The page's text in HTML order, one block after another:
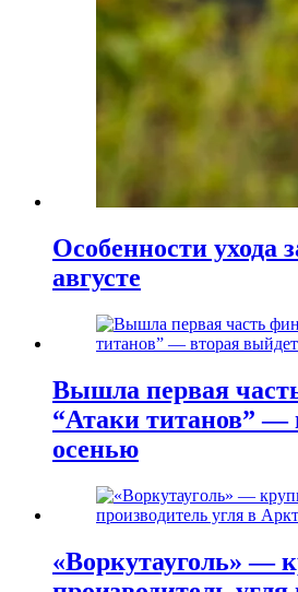
Особенности ухода
августе
Вышла первая
“Атаки титанов” —
осенью
«Воркутауголь» —